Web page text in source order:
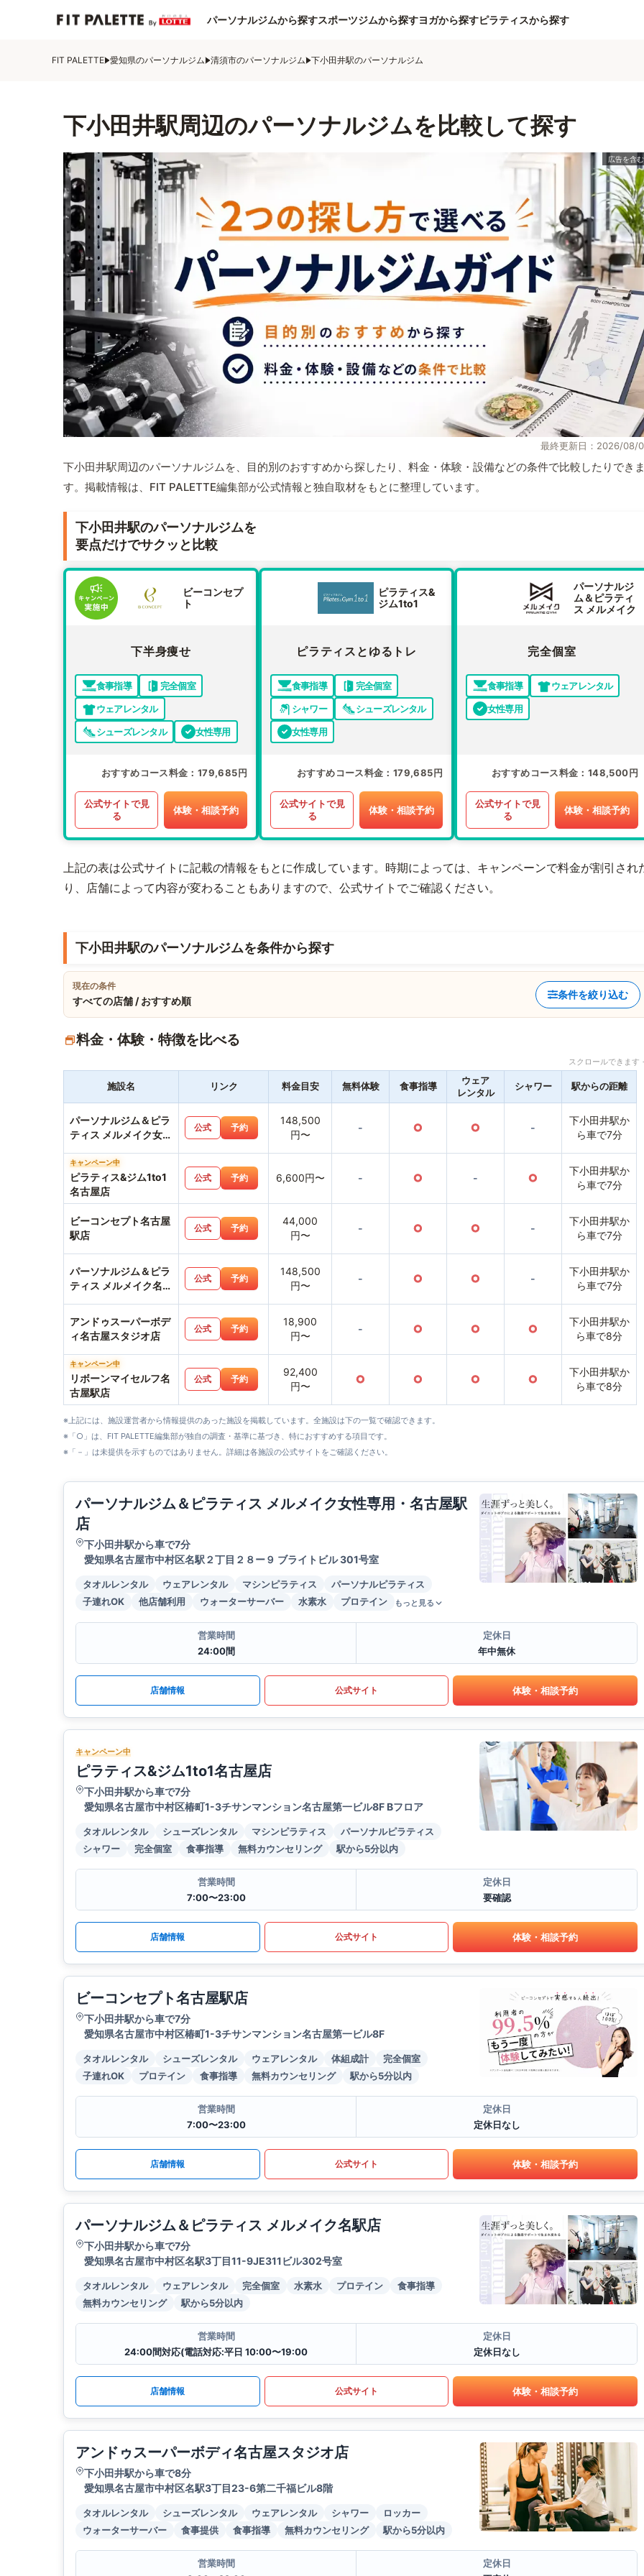
パーソナルジムから探すスポーツジムから探すヨガから探すピラティスから探す
FIT PALETTE 愛知県のパーソナルジム 清須市のパーソナルジム 下小田井駅のパーソナルジム
下小田井駅周辺のパーソナルジムを比較して探す
最終更新日：2026/08/
下小田井駅周辺のパーソナルジムを、目的別のおすすめから探したり、料金・体験・設備などの条件で比較したりでき
す。掲載情報は、FIT PALETTE編集部が公式情報と独自取材をもとに整理しています。
下小田井駅のパーソナルジムを
要点だけでサクッと比較
ビーコンセプ
ト
下半身痩せ
食事指導
完全個室
ウェアレンタル
シューズレンタル
女性専用
おすすめコース料金 179,685円
公式サイトで見
る
体験・相談予約
ピラティス&
ジム1to1
ピラティスとゆるトレ
食事指導
完全個室
シャワー
シューズレンタル
女性専用
おすすめコース料金 179,685円
公式サイトで見
る
体験・相談予約
パーソナルジ
ム＆ピラティ
ス メルメイク
完全個室
食事指導
ウェアレンタル
女性専用
おすすめコース料金 148,500円
公式サイトで見
る
体験・相談予約
上記の表は公式サイトに記載の情報をもとに作成しています。時期によっては、キャンペーンで料金が割引され
り、店舗によって内容が変わることもありますので、公式サイトでご確認ください。
下小田井駅のパーソナルジムを条件から探す
現在の条件
すべての店舗 / おすすめ順
条件を絞り込む
料金・体験・特徴を比べる
スクロールできま
施設名 リンク 料金目安 無料体験 食事指導
ウェア
レンタル
シャワー 駅からの距離
パーソナルジム＆ピラ
ティス メルメイク女性
公式 予約
148,500
円〜
- ○ ○ -
下小田井駅か
ら車で7分
キャンペーン中
ピラティス&ジム1to1
名古屋店
公式 予約 6,600円〜 - ○ - ○
下小田井駅か
ら車で7分
ビーコンセプト名古屋
駅店
公式 予約
44,000
円〜
- ○ ○ -
下小田井駅か
ら車で7分
パーソナルジム＆ピラ
ティス メルメイク名駅
公式 予約
148,500
円〜
- ○ ○ -
下小田井駅か
ら車で7分
アンドゥスーパーボデ
ィ名古屋スタジオ店
公式 予約
18,900
円〜
- ○ ○ ○
下小田井駅か
ら車で8分
キャンペーン中
リボーンマイセルフ名
古屋駅店
公式 予約
92,400
円〜
○ ○ ○ ○
下小田井駅か
ら車で8分
※上記には、施設運営者から情報提供のあった施設を掲載しています。全施設は下の一覧で確認できます。
※「○」は、FIT PALETTE編集部が独自の調査・基準に基づき、特におすすめする項目です。
※「－」は未提供を示すものではありません。詳細は各施設の公式サイトをご確認ください。
パーソナルジム＆ピラティス メルメイク女性専用・名古屋駅
店
下小田井駅から車で7分
愛知県名古屋市中村区名駅２丁目２８ー９ ブライトビル 301号室
タオルレンタル ウェアレンタル マシンピラティス
パーソナルピラティス
子連れOK
他店舗利用 ウォーターサーバー 水素水 プロテイン もっと見る
営業時間
24:00間
定休日
年中無休
店舗情報 公式サイト 体験・相談予約
キャンペーン中
ピラティス&ジム1to1名古屋店
下小田井駅から車で7分
愛知県名古屋市中村区椿町1-3チサンマンション名古屋第一ビル8F Bフロア
タオルレンタル シューズレンタル マシンピラティス
パーソナルピラティス
シャワー
完全個室 食事指導 無料カウンセリング 駅から5分以内
営業時間
7:00〜23:00
定休日
要確認
店舗情報 公式サイト 体験・相談予約
ビーコンセプト名古屋駅店
下小田井駅から車で7分
愛知県名古屋市中村区椿町1-3チサンマンション名古屋第一ビル8F
タオルレンタル シューズレンタル ウェアレンタル 体組成計
完全個室
子連れOK
プロテイン 食事指導 無料カウンセリング 駅から5分以内
営業時間
7:00〜23:00
定休日
定休日なし
店舗情報 公式サイト 体験・相談予約
パーソナルジム＆ピラティス メルメイク名駅店
下小田井駅から車で7分
愛知県名古屋市中村区名駅3丁目11-9JE311ビル302号室
タオルレンタル ウェアレンタル 完全個室 水素水 プロテイン
食事指導
無料カウンセリング
駅から5分以内
営業時間
24:00間対応(電話対応:平日 10:00〜19:00
定休日
定休日なし
店舗情報 公式サイト 体験・相談予約
アンドゥスーパーボディ名古屋スタジオ店
下小田井駅から車で8分
愛知県名古屋市中村区名駅3丁目23-6第二千福ビル8階
タオルレンタル シューズレンタル ウェアレンタル シャワー
ロッカー
ウォーターサーバー
食事提供 食事指導 無料カウンセリング 駅から5分以内
営業時間
定休日